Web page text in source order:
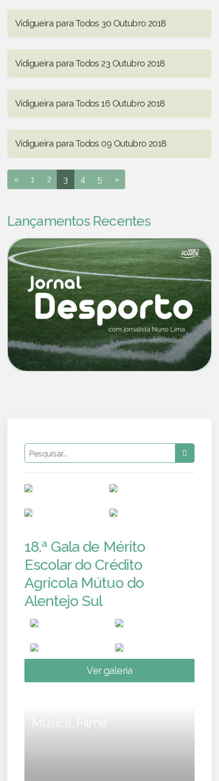
Vidigueira para Todos 30 Outubro 2018
Vidigueira para Todos 23 Outubro 2018
Vidigueira para Todos 16 Outubro 2018
Vidigueira para Todos 09 Outubro 2018
« 1 2 3 4 5 »
Lançamentos Recentes
18.ª Gala de Mérito
Escolar do Crédito
Agrícola Mútuo do
Alentejo Sul
Ver galeria
Música, Filme